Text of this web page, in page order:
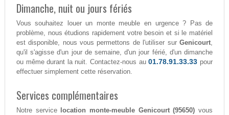
Dimanche, nuit ou jours fériés
Vous souhaitez louer un monte meuble en urgence ? Pas de
problème, nous étudions rapidement votre besoin et si le matériel
est disponible, nous vous permettons de l'utiliser surGenicourt,
qu'il s'agisse d'un jour de semaine, d'un jour férié, d'un dimanche
ou même durant la nuit. Contactez-nous au01.78.91.33.33 pour
effectuer simplement cette réservation.
Services complémentaires
Notre service location monte-meuble Genicourt (95650) vous